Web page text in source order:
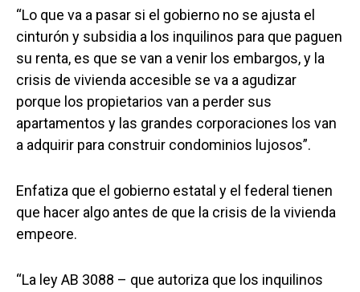
“Lo que va a pasar si el gobierno no se ajusta el
cinturón y subsidia a los inquilinos para que paguen
su renta, es que se van a venir los embargos, y la
crisis de vivienda accesible se va a agudizar
porque los propietarios van a perder sus
apartamentos y las grandes corporaciones los van
a adquirir para construir condominios lujosos”.
Enfatiza que el gobierno estatal y el federal tienen
que hacer algo antes de que la crisis de la vivienda
empeore.
“La ley AB 3088 – que autoriza que los inquilinos